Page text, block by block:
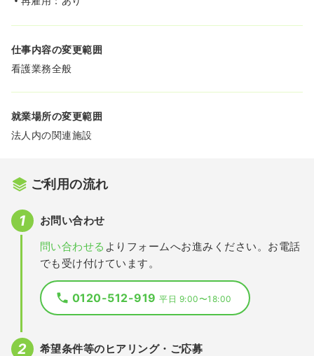
仕事内容の変更範囲
看護業務全般
就業場所の変更範囲
法人内の関連施設
ご利用の流れ
お問い合わせ
問い合わせる よりフォームへお進みください。お電話
でも受け付けています。
0120-512-919平日 9:00〜18:00
希望条件等のヒアリング・ご応募